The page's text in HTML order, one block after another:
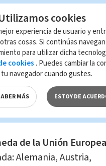
Te Recomendamos
Este es el perfil
narco
‘Pecho de rata’
En Alerta Smith Jiménez
Rojas
el euro?
de la Unión
Alemania, Austria,
cookies
experiencia de usuario y
cosas. Si continúas
para utilizar dicha
cookies . Puedes cambiar la
navegador cuando gustes.
MÁS ESTOY DE